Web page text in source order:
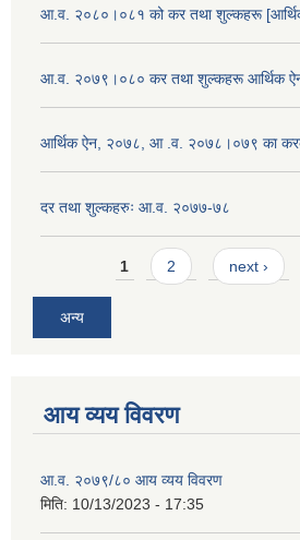
आ.व. २०८०।०८१ को कर तथा शुल्कहरू
आ.व. २०७९।०८० कर तथा शुल्कहरू आर्थिक
आर्थिक ऐन, २०७८, आ .व. २०७८।०७९ का
दर तथा शुल्कहरुः आ.व. २०७७-७८
Pages1 2 next ›
अन्य
आय व्यय विवरण
आ.व. २०७९/८० आय व्यय विवरण
मिति: 10/13/2023 - 17:35